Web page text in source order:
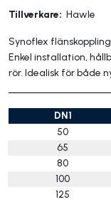
Tillverkare: Hawle
Synoflex
Enkel installation,
rör. Idealisk för både
DN1
50
65
80
100
125